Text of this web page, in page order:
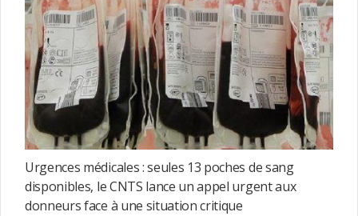
Urgences médicales : seules 13 poches de sang
disponibles, le CNTS lance un appel urgent aux
donneurs face à une situation critique